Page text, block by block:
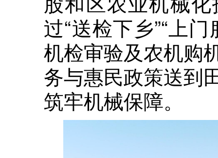
过“送检下乡”“上
机检审验及农机购
务与惠民政策送到
筑牢机械保障。